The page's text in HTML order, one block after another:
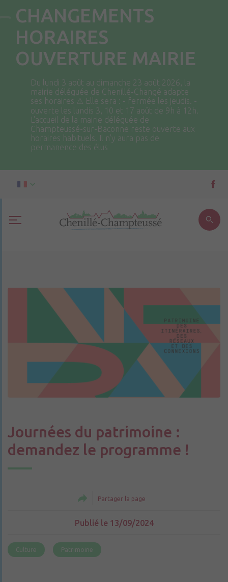
CHANGEMENTS
HORAIRES
OUVERTURE MAIRIE
Du lundi 3 août au dimanche 23 août 2026, la
mairie déléguée de Chenillé-Changé adapte
ses horaires ⚠ Elle sera : - fermée les jeudis. -
ouverte les lundis 3, 10 et 17 août de 9h à 12h.
L'accueil de la mairie déléguée de
Champteussé-sur-Baconne reste ouverte aux
horaires habituels. Il n'y aura pas de
permanence des élus
Journées du patrimoine :
demandez le programme !
Partager la page
Publié le 13/09/2024
Culture Patrimoine